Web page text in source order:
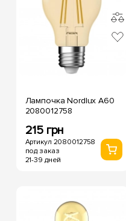
Лампочка Nordlux А60
2080012758
215 грн
Артикул 2080012758
под заказ
21-39 дней